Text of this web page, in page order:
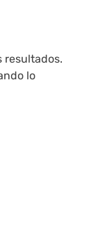
resultados.
lo